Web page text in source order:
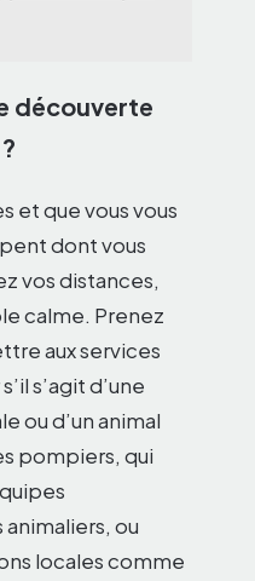
découverte
et que vous vous
dont vous
vos distances,
calme. Prenez
aux services
s’agit d’une
ou d’un animal
pompiers, qui
ou
locales comme